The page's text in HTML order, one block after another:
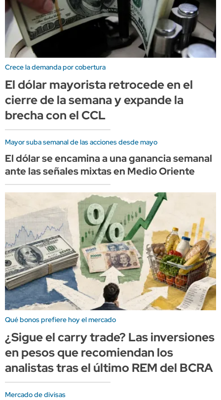
Crece la demanda por cobertura
El dólar mayorista retrocede en el
cierre de la semana y expande la
brecha con el CCL
Mayor suba semanal de las acciones desde mayo
El dólar se encamina a una ganancia semanal
ante las señales mixtas en Medio Oriente
Qué bonos prefiere hoy el mercado
¿Sigue el carry trade? Las inversiones
en pesos que recomiendan los
analistas tras el último REM del BCRA
Mercado de divisas